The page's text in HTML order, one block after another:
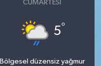
CUMARTESI
5°
Bölgesel düzensiz yağmur